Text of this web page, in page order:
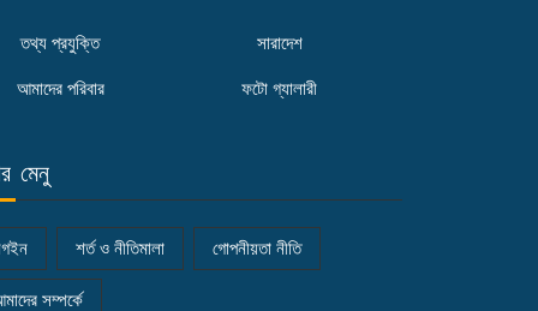
তথ্য প্রযুক্তি সারাদেশ
আমাদের পরিবার ফটো গ্যালারী
মেনু
শর্ত ও নীতিমালা গোপনীয়তা নীতি
সম্পর্কে